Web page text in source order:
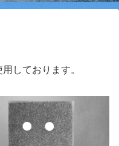
しております。